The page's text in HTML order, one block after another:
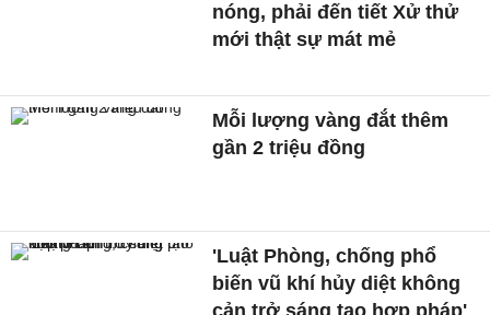
nóng, phải đến tiết Xử thử
mới thật sự mát mẻ
Mỗi lượng vàng đắt thêm
gần 2 triệu đồng
'Luật Phòng, chống phổ
biến vũ khí hủy diệt không
cản trở sáng tạo hợp pháp'